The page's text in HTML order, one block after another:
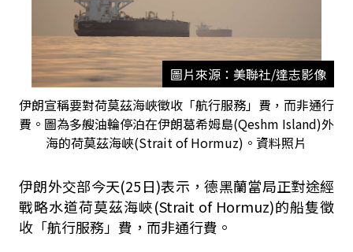
圖片來源：美聯社/達志影像
伊朗宣稱要對荷莫茲海峽徵收「航行服務」費，而非通行
費。圖為多艘油輪停泊在伊朗葛希姆島(Qeshm Island)外
海的荷莫茲海峽(Strait of Hormuz)。資料照片
伊朗外交部今天(25日)表示，德黑蘭當局正對途經
戰略水道荷莫茲海峽(Strait of Hormuz)的船隻徵
收「航行服務」費，而非通行費。